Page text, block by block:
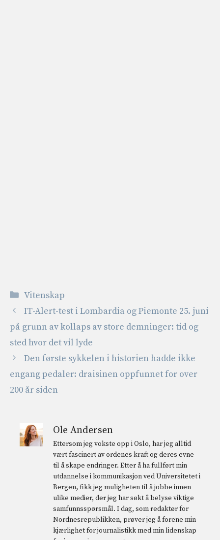
Kategorier
Vitenskap
IT-Alert-test i Lombardia og Piemonte 25. juni
på grunn av kollaps av store demninger: tid og
sted hvor det vil lyde
Den første sykkelen i historien hadde ikke
engang pedaler: draisinen oppfunnet for over
200 år siden
Ole Andersen
Ettersom jeg vokste opp i Oslo, har jeg alltid
vært fascinert av ordenes kraft og deres evne
til å skape endringer. Etter å ha fullført min
utdannelse i kommunikasjon ved Universitetet i
Bergen, fikk jeg muligheten til å jobbe innen
ulike medier, der jeg har søkt å belyse viktige
samfunnsspørsmål. I dag, som redaktør for
Nordnesrepublikken, prøver jeg å forene min
kjærlighet for journalistikk med min lidenskap